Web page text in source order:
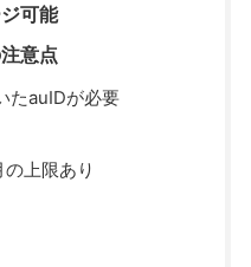
可能
意点
たauIDが必要
上限あり